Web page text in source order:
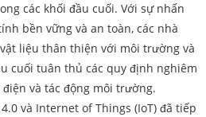
các khối đầu cuối. Với sự nhấn
bền vững và an toàn, các nhà
liệu thân thiện với môi trường và
cuối tuân thủ các quy định nghiêm
và tác động môi trường.
và Internet of Things (IoT) đã tiếp